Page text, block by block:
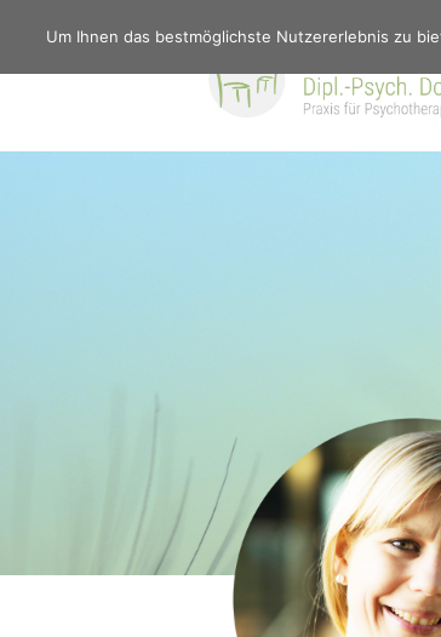
Um Ihnen das bestmöglichste Nutzererlebnis zu